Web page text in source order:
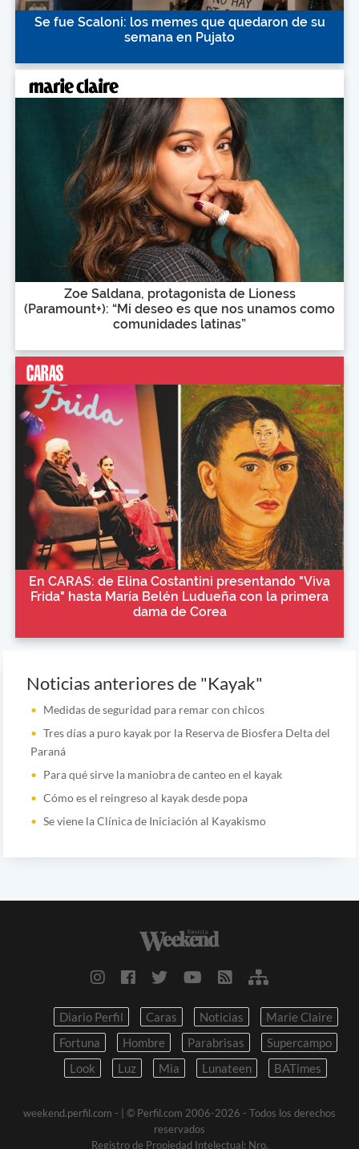
Se fue Scaloni: los memes que quedaron de su
semana en Pujato
Zoe Saldana, protagonista de Lioness
(Paramount+): “Mi deseo es que nos unamos como
comunidades latinas”
En CARAS: de Elina Costantini presentando "Viva
Frida" hasta María Belén Ludueña con la primera
dama de Corea
Noticias anteriores de "Kayak"
Medidas de seguridad para remar con chicos
Tres días a puro kayak por la Reserva de Biosfera Delta del
Paraná
Para qué sirve la maniobra de canteo en el kayak
Cómo es el reingreso al kayak desde popa
Se viene la Clínica de Iniciación al Kayakismo
Diario Perfil Caras Noticias
Marie Claire
Fortuna
Hombre Parabrisas
Supercampo
Look
Luz Mia Lunateen BATimes
weekend.perfil.com -
| © Perfil.com 2006-2026 - Todos los derechos
reservados
Registro de Propiedad Intelectual: Nro.